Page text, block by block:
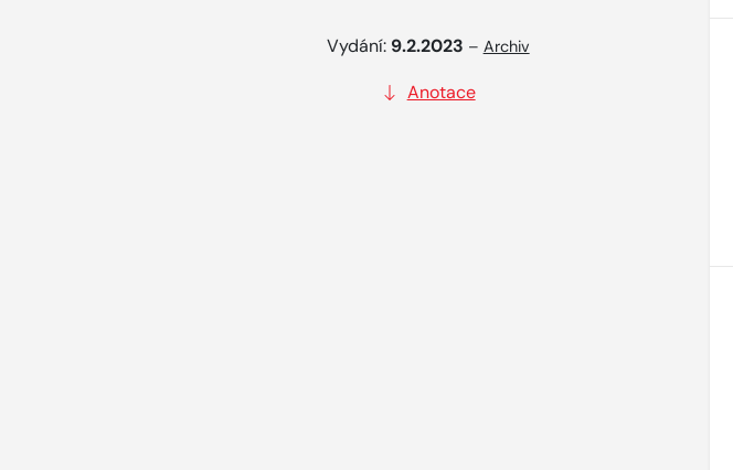
Vydání: 9.2.2023 – Archiv
Anotace